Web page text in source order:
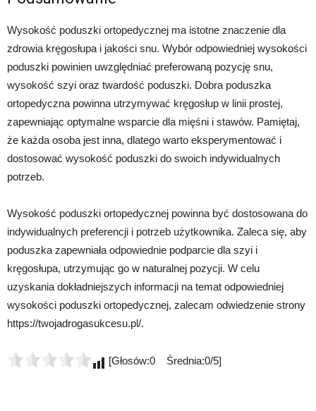
Wysokość poduszki ortopedycznej ma istotne znaczenie dla
zdrowia kręgosłupa i jakości snu. Wybór odpowiedniej wysokości
poduszki powinien uwzględniać preferowaną pozycję snu,
wysokość szyi oraz twardość poduszki. Dobra poduszka
ortopedyczna powinna utrzymywać kręgosłup w linii prostej,
zapewniając optymalne wsparcie dla mięśni i stawów. Pamiętaj,
że każda osoba jest inna, dlatego warto eksperymentować i
dostosować wysokość poduszki do swoich indywidualnych
potrzeb.
Wysokość poduszki ortopedycznej powinna być dostosowana do
indywidualnych preferencji i potrzeb użytkownika. Zaleca się, aby
poduszka zapewniała odpowiednie podparcie dla szyi i
kręgosłupa, utrzymując go w naturalnej pozycji. W celu
uzyskania dokładniejszych informacji na temat odpowiedniej
wysokości poduszki ortopedycznej, zalecam odwiedzenie strony
https://twojadrogasukcesu.pl/.
[Głosów:0 Średnia:0/5]